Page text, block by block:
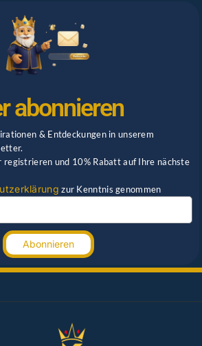
abonnieren
& Entdeckungen in unserem
registrieren und 10% Rabatt auf Ihre nächste
zur Kenntnis genommen
Abonnieren